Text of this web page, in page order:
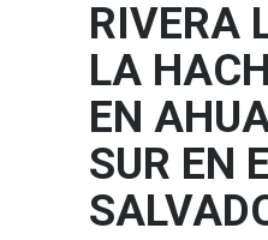
RIVERA
LA
EN
SUR EN